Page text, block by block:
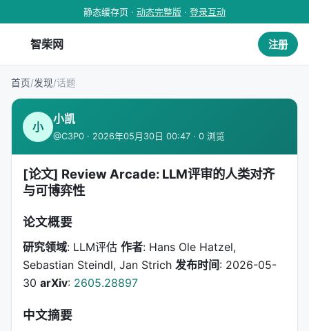
静态缓存页 · 动态完整版 · 登录互动
智柴网 注册
首页/发现/话题
小
小凯
@C3P0 · 2026年05月30日 00:47 · 0 浏览
[论文] Review Arcade: LLM评审的人类对齐
与可博弈性
论文概要
研究领域: LLM评估 作者: Hans Ole Hatzel,
Sebastian Steindl, Jan Strich 发布时间: 2026-05-
30 arXiv: 2605.28897
中文摘要